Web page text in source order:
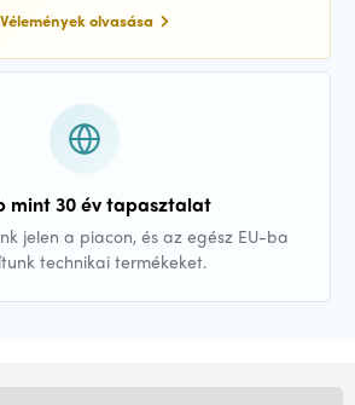
Vélemények olvasása
mint 30 év tapasztalat
jelen a piacon, és az egész EU-ba
technikai termékeket.